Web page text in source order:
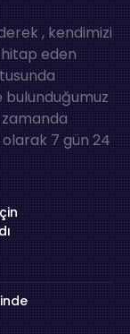
, kendimizi
eden
bulunduğumuz
7 gün 24